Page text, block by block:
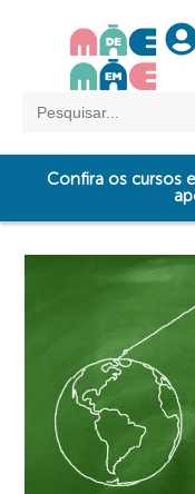
for:
Confira os cursos